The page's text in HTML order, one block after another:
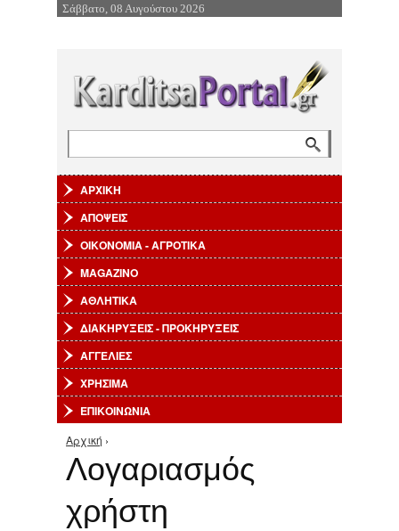
Επιστροφή στην Πλοήγηση
Σάββατο, 08 Αυγούστου 2026
ΑΡΧΙΚΗ
ΑΠΟΨΕΙΣ
ΟΙΚΟΝΟΜΙΑ - ΑΓΡΟΤΙΚΑ
MAGAZINO
ΑΘΛΗΤΙΚΑ
ΔΙΑΚΗΡΥΞΕΙΣ - ΠΡΟΚΗΡΥΞΕΙΣ
ΑΓΓΕΛΙΕΣ
ΧΡΗΣΙΜΑ
ΕΠΙΚΟΙΝΩΝΙΑ
Είστε εδώ
Αρχική ›
Λογαριασμός
χρήστη